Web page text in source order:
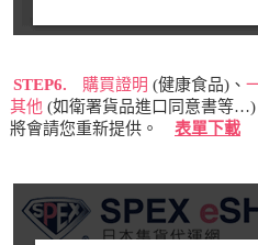
STEP6. 購買證明 (健康食品)、
其他 (如衛署貨品進口同意書等…)
將會請您重新提供。
表單下載